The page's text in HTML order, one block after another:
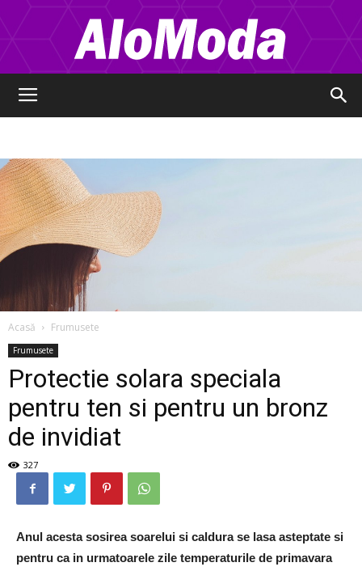
Acasă Frumusete
Frumusete
Protectie solara speciala
pentru ten si pentru un bronz
de invidiat
327
Anul acesta sosirea soarelui si caldura se lasa asteptate si
pentru ca in urmatoarele zile temperaturile de primavara